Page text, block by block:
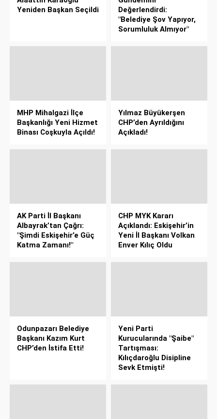
Yeniden Başkan Seçildi
Değerlendirdi:
"Belediye Şov Yapıyor,
Sorumluluk Almıyor"
MHP Mihalgazi İlçe
Başkanlığı Yeni Hizmet
Binası Coşkuyla Açıldı!
Yılmaz Büyükerşen
CHP’den Ayrıldığını
Açıkladı!
AK Parti İl Başkanı
Albayrak’tan Çağrı:
"Şimdi Eskişehir’e Güç
Katma Zamanı!"
CHP MYK Kararı
Açıklandı: Eskişehir’in
Yeni İl Başkanı Volkan
Enver Kılıç Oldu
Odunpazarı Belediye
Başkanı Kazım Kurt
CHP’den İstifa Etti!
Yeni Parti
Kurucularında "Şaibe"
Tartışması:
Kılıçdaroğlu Disipline
Sevk Etmişti!